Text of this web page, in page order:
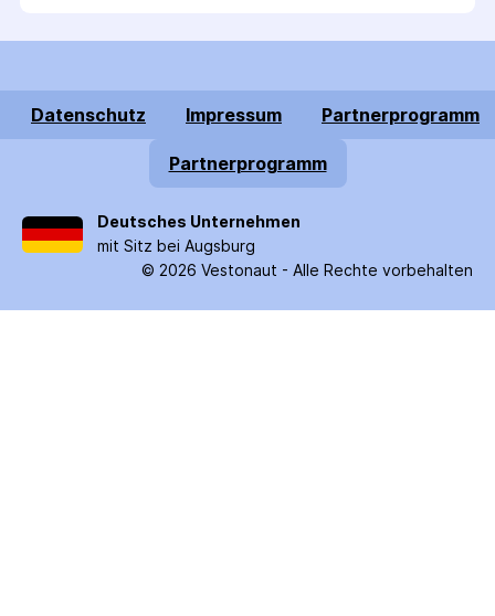
Datenschutz Impressum Partnerprogramm
Partnerprogramm
Deutsches Unternehmen
mit Sitz bei Augsburg
© 2026 Vestonaut - Alle Rechte vorbehalten